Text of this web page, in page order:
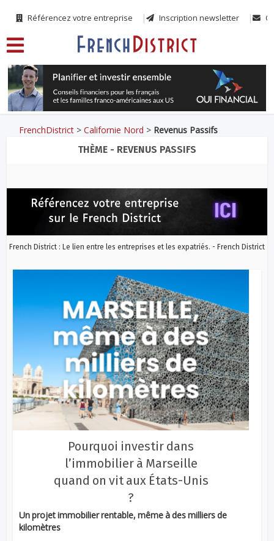
Référencez votre entreprise Inscription newsletter
FrenchDistrict >Californie Nord > Revenus Passifs
THÈME - REVENUS PASSIFS
French District : Le lien entre les entreprises et les expatriés. - French District
Pourquoi investir dans
l’immobilier à Marseille
quand on vit aux États-Unis
?
Un projet immobilier rentable, même à des milliers de
kilomètres